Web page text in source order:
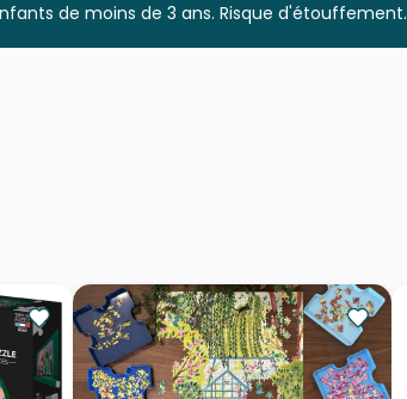
Puzzle pour Adultes (500 à 48.000
pièces)
de moins de 3 ans. Risque d'étouffement.